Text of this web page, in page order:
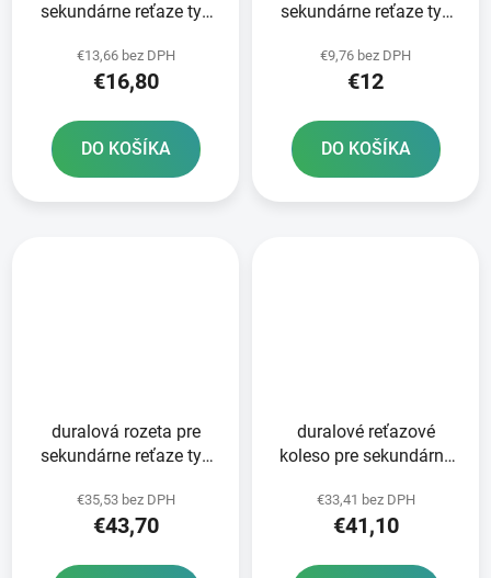
sekundárne reťaze typ
zubov
€13,66 bez DPH
€16,80
DO KOŠÍKA
sekundárne reťaze typ
zubov
€9,76 bez DPH
€12
DO KOŠÍKA
duralová rozeta pre
sekundárne reťaze typ
€35,53 bez DPH
€43,70
duralové reťazové
koleso pre sekundárne
Anglicko 50 zubov
€33,41 bez DPH
€41,10